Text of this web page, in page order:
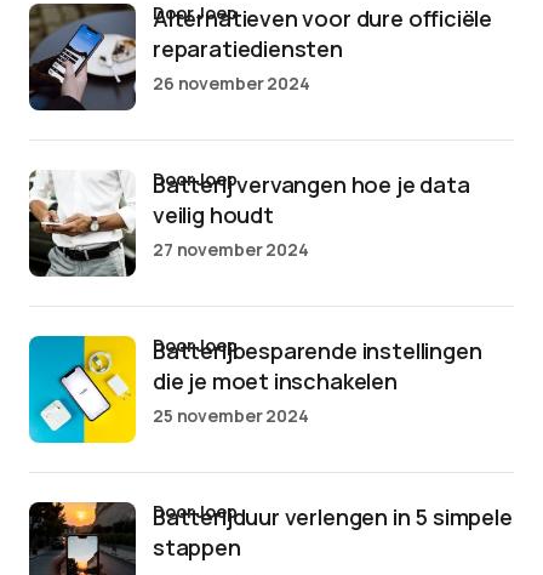
Alternatieven voor dure officiële
reparatiediensten
door Joep
26 november 2024
Batterij vervangen hoe je data
veilig houdt
door Joep
27 november 2024
Batterijbesparende instellingen
die je moet inschakelen
door Joep
25 november 2024
Batterijduur verlengen in 5 simpele
stappen
door Joep